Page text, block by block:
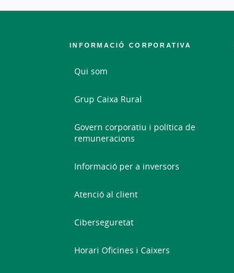
INFORMACIÓ CORPORATIVA
Qui som
Grup Caixa Rural
Govern corporatiu i política de
remuneracions
Informació per a inversors
Atenció al client
Ciberseguretat
Horari Oficines i Caixers